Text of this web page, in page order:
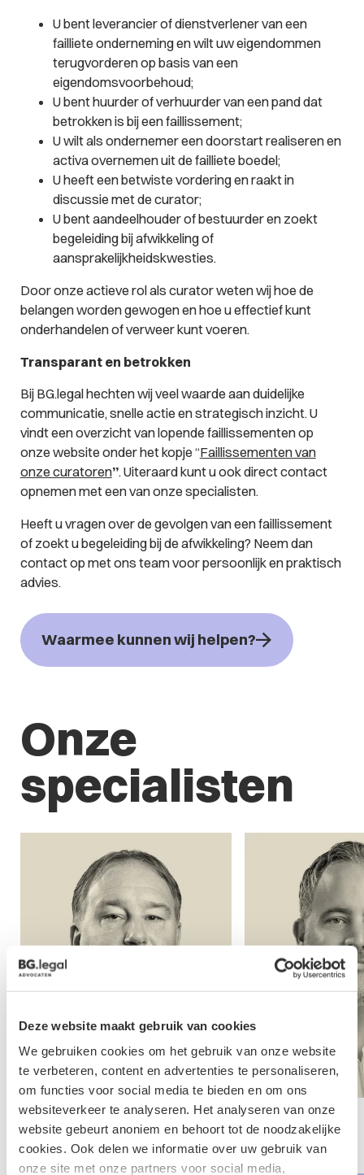
Deze website maakt gebruik van cookies
We gebruiken cookies om het gebruik van onze website
te verbeteren, content en advertenties te personaliseren,
om functies voor social media te bieden en om ons
websiteverkeer te analyseren. Het analyseren van onze
website gebeurt anoniem en behoort tot de noodzakelijke
cookies. Ook delen we informatie over uw gebruik van
onze site met onze partners voor social media,
U bent leverancier of dienstverlener van een
failliete onderneming en wilt uw eigendommen
terugvorderen op basis van een
eigendomsvoorbehoud;
U bent huurder of verhuurder van een pand dat
betrokken is bij een faillissement;
U wilt als ondernemer een doorstart realiseren en
activa overnemen uit de failliete boedel;
U heeft een betwiste vordering en raakt in
discussie met de curator;
U bent aandeelhouder of bestuurder en zoekt
begeleiding bij afwikkeling of
aansprakelijkheidskwesties.
Door onze actieve rol als curator weten wij hoe de
belangen worden gewogen en hoe u effectief kunt
onderhandelen of verweer kunt voeren.
Transparant en betrokken
Bij BG.legal hechten wij veel waarde aan duidelijke
communicatie, snelle actie en strategisch inzicht. U
vindt een overzicht van lopende faillissementen op
onze website onder het kopje “Faillissementen van
onze curatoren”. Uiteraard kunt u ook direct contact
opnemen met een van onze specialisten.
Heeft u vragen over de gevolgen van een faillissement
of zoekt u begeleiding bij de afwikkeling? Neem dan
contact op met ons team voor persoonlijk en praktisch
advies.
Waarmee kunnen wij helpen?
Onze
specialisten
Daan Schalken
Advocaat
Dirk School
Advocaat